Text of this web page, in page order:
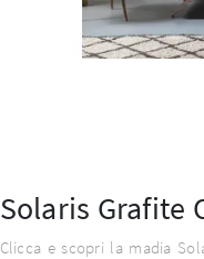
Solaris Grafite
Clicca e scopri la madia